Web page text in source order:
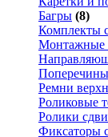
Багры (8)
Комплекты
Монтажные
Ремни
Роликовые
Ролики
Фиксаторы